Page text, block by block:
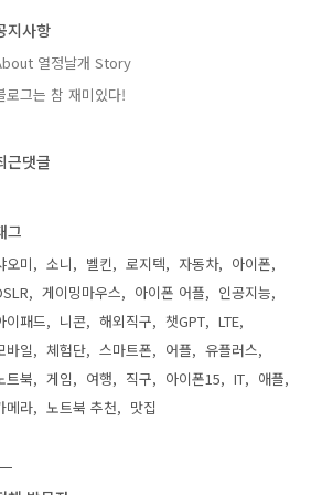
지사항
열정날개 Story
로그는 참 재미있다!
근댓글
그
오미 소니 벨킨 로지텍 자동차
아이폰
게이밍마우스 아이폰 어플
인공지능
이패드
니콘 해외직구 챗GPT
LTE
바일
체험단 스마트폰 어플
유플러스
트북
게임 여행 직구 아이폰15 IT
애플
메라
노트북 추천 맛집